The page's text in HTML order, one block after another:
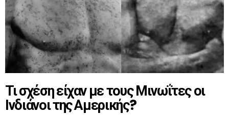
Τι σχέση είχαν με τους Μινωΐτες οι
Ινδιάνοι της Αμερικής?